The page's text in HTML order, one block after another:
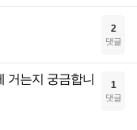
2
댓글
거는지 궁금합니
1
댓글